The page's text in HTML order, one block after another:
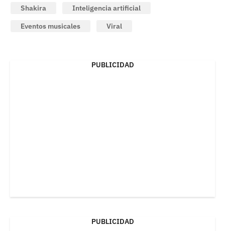
Shakira
Inteligencia artificial
Eventos musicales
Viral
PUBLICIDAD
PUBLICIDAD